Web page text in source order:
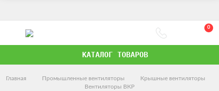
0
КАТАЛОГ ТОВАРОВ
Главная Промышленные вентиляторы
Крышные вентиляторы
Вентиляторы ВКР